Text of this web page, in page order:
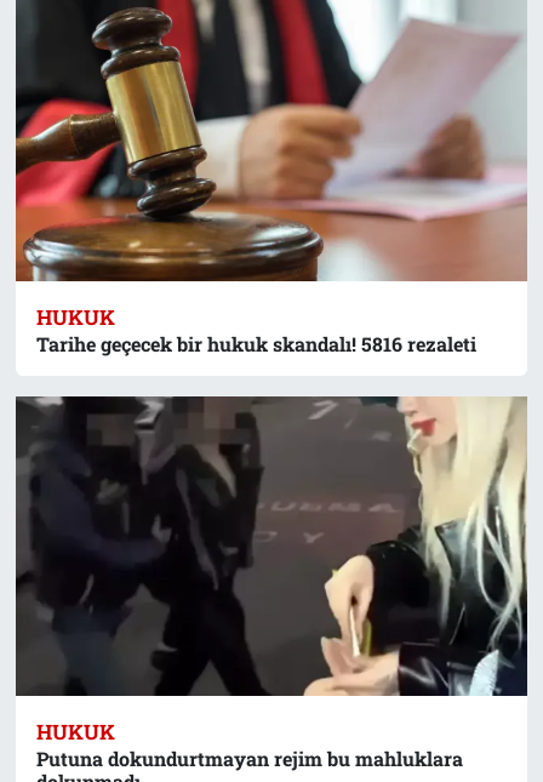
HUKUK
Tarihe geçecek bir hukuk skandalı! 5816 rezaleti
HUKUK
Putuna dokundurtmayan rejim bu mahluklara